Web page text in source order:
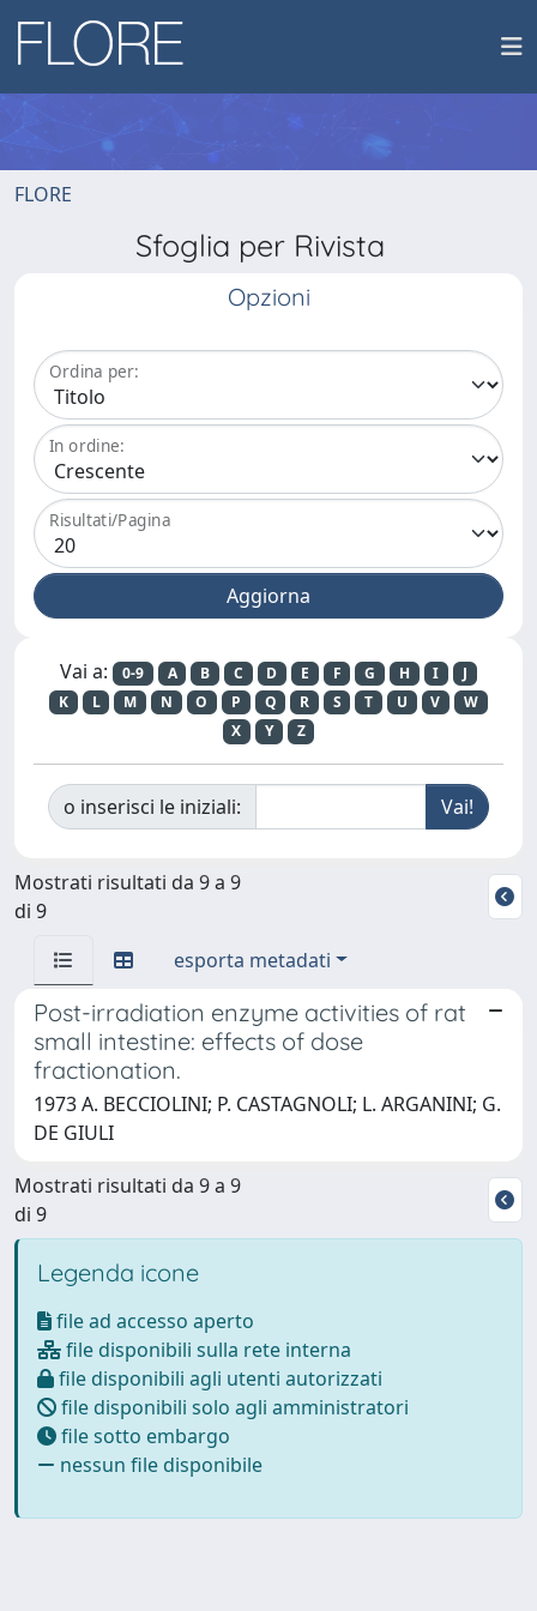
FLORE
Sfoglia per Rivista
Opzioni
Ordina per:
In ordine:
Risultati/Pagina
Vai a: 0-9 A B C D E F G H I
J
K
L M N O P Q R S T U V
W
X
Y Z
o inserisci le iniziali:
Mostrati risultati da 9 a 9
di 9
esporta metadati
Post-irradiation enzyme activities of rat
small intestine: effects of dose
fractionation.
1973 A. BECCIOLINI; P. CASTAGNOLI; L. ARGANINI; G.
DE GIULI
Mostrati risultati da 9 a 9
di 9
Legenda icone
file ad accesso aperto
file disponibili sulla rete interna
file disponibili agli utenti autorizzati
file disponibili solo agli amministratori
file sotto embargo
nessun file disponibile